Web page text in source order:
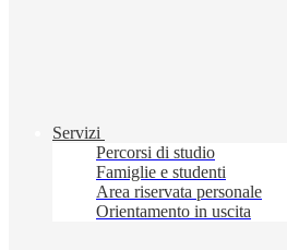
Servizi
Percorsi di studio
Famiglie e studenti
Area riservata personale
Orientamento in uscita